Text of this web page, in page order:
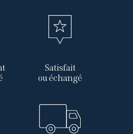
Satisfait
ou échangé